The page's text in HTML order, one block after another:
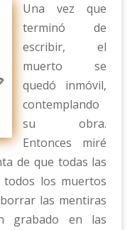
Una vez que
terminó de
escribir, el
muerto se
quedó inmóvil,
contemplando
su obra.
Entonces miré
de que todas las
los muertos
las mentiras
grabado en las